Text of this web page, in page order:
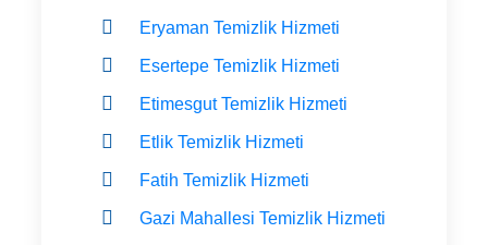
Eryaman Temizlik Hizmeti
Esertepe Temizlik Hizmeti
Etimesgut Temizlik Hizmeti
Etlik Temizlik Hizmeti
Fatih Temizlik Hizmeti
Gazi Mahallesi Temizlik Hizmeti